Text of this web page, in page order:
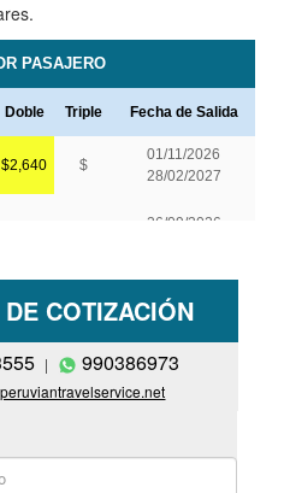
COTIZACIÓN
| 990386973